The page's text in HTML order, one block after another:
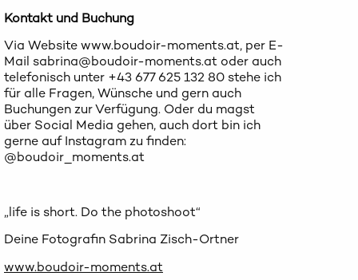
Kontakt und Buchung
Via Website www.boudoir-moments.at, per E-
Mail sabrina@boudoir-moments.at oder auch
telefonisch unter +43 677 625 132 80 stehe ich
für alle Fragen, Wünsche und gern auch
Buchungen zur Verfügung. Oder du magst
über Social Media gehen, auch dort bin ich
gerne auf Instagram zu finden:
@boudoir_moments.at
„life is short. Do the photoshoot“
Deine Fotografin Sabrina Zisch-Ortner
www.boudoir-moments.at